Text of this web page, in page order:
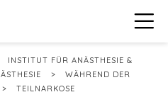
INSTITUT FÜR ANÄSTHESIE &
>
WÄHREND DER
> TEILNARKOSE